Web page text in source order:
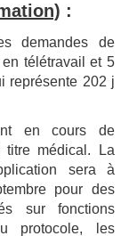
:
demandes de
télétravail et 5
représente 202 j
en cours de
médical. La
sera à
pour des
sur fonctions
protocole, les